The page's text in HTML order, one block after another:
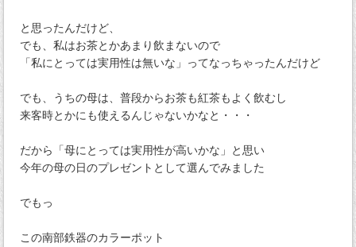
と思ったんだけど、
でも、私はお茶とかあまり飲まないので
「私にとっては実用性は無いな」ってなっちゃったんだけど
でも、うちの母は、普段からお茶も紅茶もよく飲むし
来客時とかにも使えるんじゃないかなと・・・
だから「母にとっては実用性が高いかな」と思い
今年の母の日のプレゼントとして選んでみました
でもっ
この南部鉄器のカラーポット